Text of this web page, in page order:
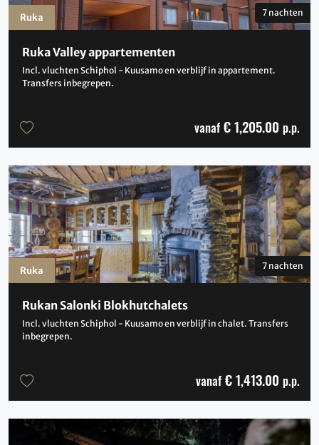
Ruka Valley appartementen
Incl. vluchten Schiphol - Kuusamo en verblijf in appartement.
Transfers inbegrepen.
7 nachten
vanaf € 1,205.00 p.p.
Ruka
Rukan Salonki Blokhutchalets
Incl. vluchten Schiphol - Kuusamo en verblijf in chalet. Transfers
inbegrepen.
7 nachten
vanaf € 1,413.00 p.p.
Ruka